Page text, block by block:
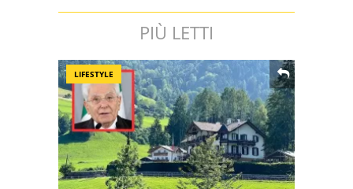
PIÙ LETTI
LIFESTYLE